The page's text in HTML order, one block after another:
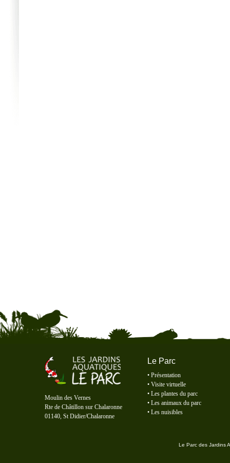
Moulin des Vernes
Rte de Châtillon sur Chalaronne
01140, St Didier/Chalaronne
Le Parc
• Présentation
• Visite virtuelle
• Les plantes du parc
• Les animaux du parc
• Les nuisibles
Le Parc des Jardins